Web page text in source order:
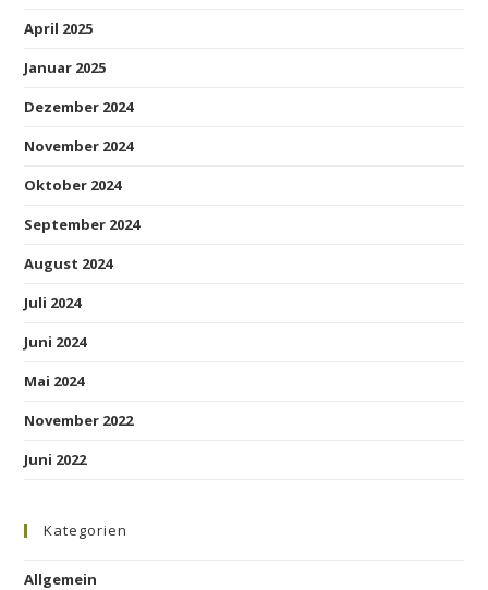
April 2025
Januar 2025
Dezember 2024
November 2024
Oktober 2024
September 2024
August 2024
Juli 2024
Juni 2024
Mai 2024
November 2022
Juni 2022
Kategorien
Allgemein